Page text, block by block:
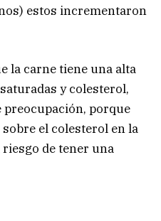
estos incrementaron
la carne tiene una alta
y colesterol,
preocupación, porque
el colesterol en la
de tener una